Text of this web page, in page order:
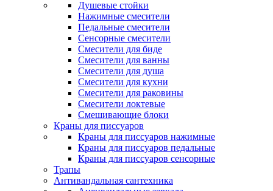
Душевые стойки
Нажимные смесители
Педальные смесители
Сенсорные смесители
Смесители для биде
Смесители для ванны
Смесители для душа
Смесители для кухни
Смесители для раковины
Смесители локтевые
Смешивающие блоки
Краны для писсуаров
Краны для писсуаров нажимные
Краны для писсуаров педальные
Краны для писсуаров сенсорные
Трапы
Антивандальная сантехника